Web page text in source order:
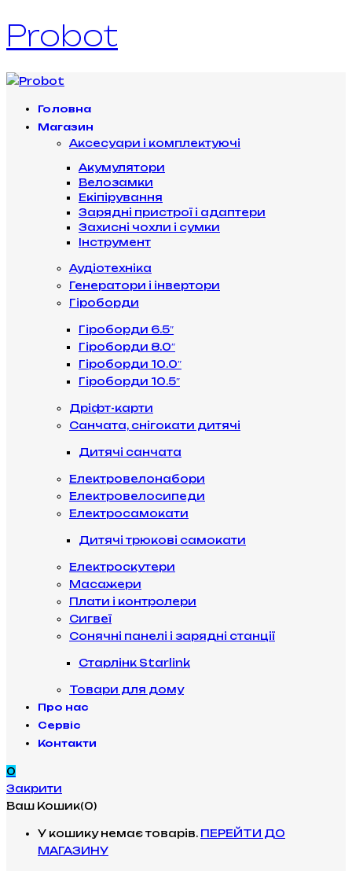
Probot
Головна
Магазин
Аксесуари і комплектуючі
Акумулятори
Велозамки
Екіпірування
Зарядні пристрої і адаптери
Захисні чохли і сумки
Інструмент
Аудіотехніка
Генератори і інвертори
Гіроборди
Гіроборди 6.5″
Гіроборди 8.0″
Гіроборди 10.0″
Гіроборди 10.5″
Дріфт-карти
Санчата, снігокати дитячі
Дитячі санчата
Електровелонабори
Електровелосипеди
Електросамокати
Дитячі трюкові самокати
Електроскутери
Масажери
Плати і контролери
Сигвеї
Сонячні панелі і зарядні станції
Старлінк Starlink
Товари для дому
Про нас
Сервіс
Контакти
0
Закрити
Ваш Кошик(0)
У кошику немає товарів. ПЕРЕЙТИ ДО
МАГАЗИНУ